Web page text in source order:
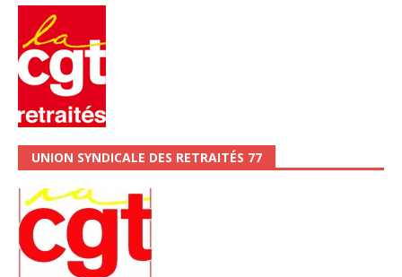
UNION SYNDICALE DES RETRAITÉS 77